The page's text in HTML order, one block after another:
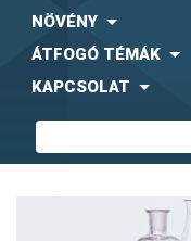
NÖVÉNY
ÁTFOGÓ TÉMÁK
KAPCSOLAT